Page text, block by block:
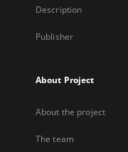
Description
Publisher
About Project
About the project
The team